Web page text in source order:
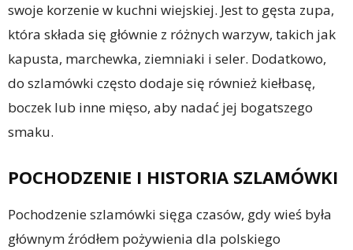
swoje korzenie w kuchni wiejskiej. Jest to gęsta zupa,
która składa się głównie z różnych warzyw, takich jak
kapusta, marchewka, ziemniaki i seler. Dodatkowo,
do szlamówki często dodaje się również kiełbasę,
boczek lub inne mięso, aby nadać jej bogatszego
smaku.
POCHODZENIE I HISTORIA SZLAMÓWKI
Pochodzenie szlamówki sięga czasów, gdy wieś była
głównym źródłem pożywienia dla polskiego